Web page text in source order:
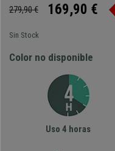
279,90 € 169,90 €
Sin Stock
Color no disponible
Uso 4 horas